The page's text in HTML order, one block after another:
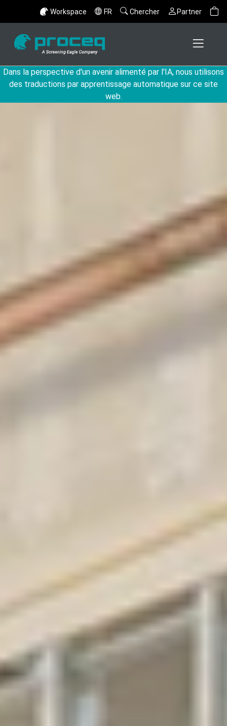
Workspace FR Chercher Partner
Dans la perspective d'un avenir alimenté par l'IA, nous utilisons
des traductions par apprentissage automatique sur ce site
web.